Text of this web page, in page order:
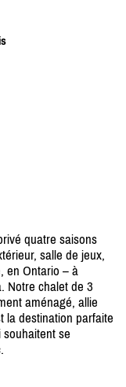
quatre saisons
salle de jeux,
en Ontario – à
Notre chalet de 3
aménagé, allie
la destination parfaite
se